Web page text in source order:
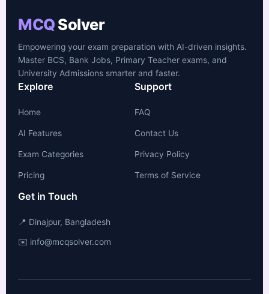
MCQSolver
Empowering your exam preparation with AI-driven insights.
Master BCS, Bank Jobs, Primary Teacher exams, and
University Admissions smarter and faster.
Explore
Home
AI Features
Exam Categories
Pricing
Support
FAQ
Contact Us
Privacy Policy
Terms of Service
Get in Touch
📍 Dinajpur, Bangladesh
✉️ info@mcqsolver.com